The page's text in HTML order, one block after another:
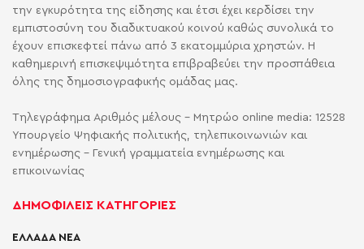
την εγκυρότητα της είδησης και έτσι έχει κερδίσει την
εμπιστοσύνη του διαδικτυακού κοινού καθώς συνολικά το
έχουν επισκεφτεί πάνω από 3 εκατομμύρια χρηστών. Η
καθημερινή επισκεψιμότητα επιβραβεύει την προσπάθεια
όλης της δημοσιογραφικής ομάδας μας.
Τηλεγράφημα Αριθμός μέλους - Μητρώο online media: 12528
Υπουργείο Ψηφιακής πολιτικής, τηλεπικοινωνιών και
ενημέρωσης - Γενική γραμματεία ενημέρωσης και
επικοινωνίας
ΔΗΜΟΦΙΛΕΙΣ ΚΑΤΗΓΟΡΙΕΣ
ΕΛΛΑΔΑ ΝΕΑ